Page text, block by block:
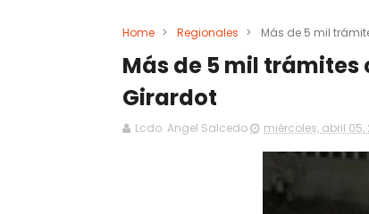
Home > Regionales > Más de 5 mil
Más de 5 mil
Girardot
Lcdo. Angel Salcedo miércoles, abril 05,